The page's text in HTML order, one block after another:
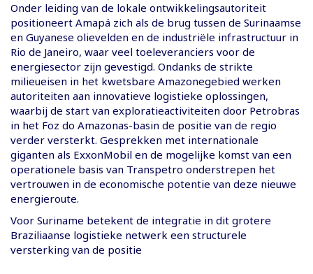
Onder leiding van de lokale ontwikkelingsautoriteit
positioneert Amapá zich als de brug tussen de Surinaamse
en Guyanese olievelden en de industriële infrastructuur in
Rio de Janeiro, waar veel toeleveranciers voor de
energiesector zijn gevestigd. Ondanks de strikte
milieueisen in het kwetsbare Amazonegebied werken
autoriteiten aan innovatieve logistieke oplossingen,
waarbij de start van exploratieactiviteiten door Petrobras
in het Foz do Amazonas-basin de positie van de regio
verder versterkt. Gesprekken met internationale
giganten als ExxonMobil en de mogelijke komst van een
operationele basis van Transpetro onderstrepen het
vertrouwen in de economische potentie van deze nieuwe
energieroute.
Voor Suriname betekent de integratie in dit grotere
Braziliaanse logistieke netwerk een structurele
versterking van de positie